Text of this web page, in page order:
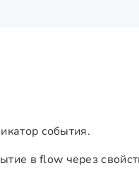
события.
в flow через